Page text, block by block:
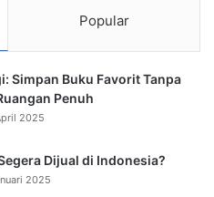
Popular
Simpan Buku Favorit Tanpa
Penuh
2025
Dijual di Indonesia?
2025